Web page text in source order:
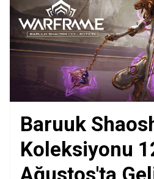
Baruuk
Koleksiyonu